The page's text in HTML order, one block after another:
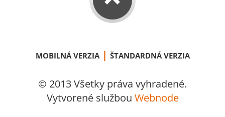
MOBILNÁ VERZIA | ŠTANDARDNÁ VERZIA
© 2013 Všetky práva vyhradené.
Vytvorené službou Webnode